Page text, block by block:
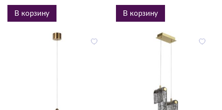
В корзину В корзину